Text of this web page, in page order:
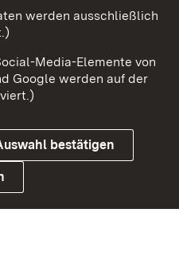
Barrierefreiheit
Cookies
werden ausschließlich
Media-Elemente von
Google werden auf der
bestätigen